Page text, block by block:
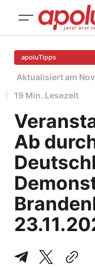
apoluTipps
Aktualisiert am
19 Min. Lesezeit
Ab